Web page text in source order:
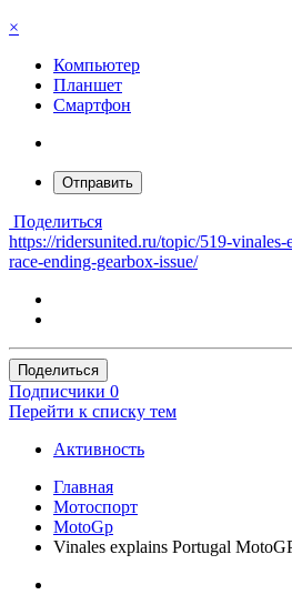
×
Компьютер
Планшет
Смартфон
Отправить
Поделиться
https://ridersunited.ru/topic/519-
race-ending-gearbox-issue/
Поделиться
Подписчики 0
Перейти к списку тем
Активность
Главная
Мотоспорт
MotoGp
Vinales explains Portugal